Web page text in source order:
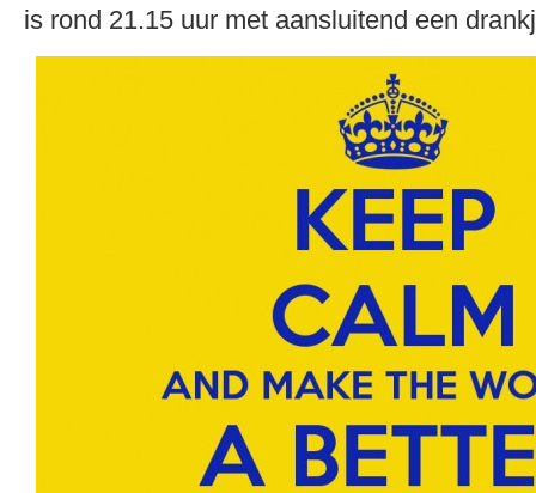
is rond 21.15 uur met aansluitend een